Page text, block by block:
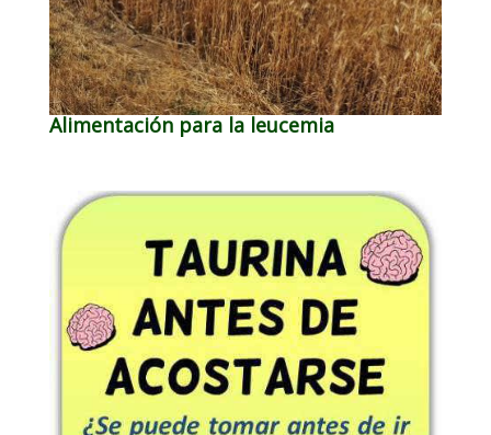
Alimentación para la leucemia